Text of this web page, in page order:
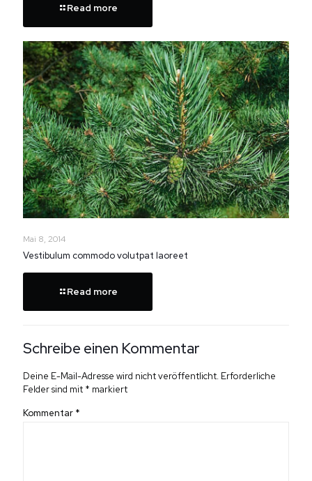
Read more
Mai 8, 2014
Vestibulum commodo volutpat laoreet
Read more
Schreibe einen Kommentar
Deine E-Mail-Adresse wird nicht veröffentlicht. Erforderliche
Felder sind mit * markiert
Kommentar *